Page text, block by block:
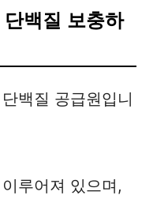
백질 보충하
백질 공급원입니
루어져 있으며,